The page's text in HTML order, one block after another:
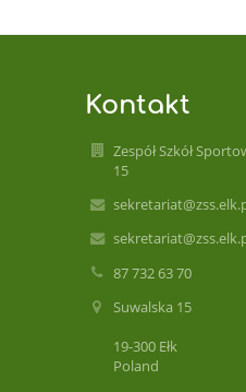
Kontakt
Zespół Szkół
15
87 732 63 70
Suwalska 15
19-300 Ełk
Poland